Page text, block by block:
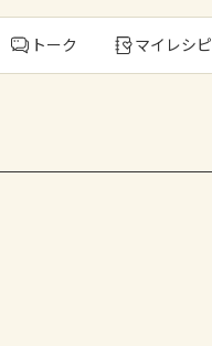
トーク マイレシピ